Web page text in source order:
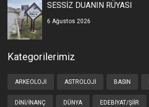
SESSİZ DUANIN RÜYASI
6 Ağustos 2026
Kategorilerimiz
ARKEOLOJI ASTROLOJI BASIN
DINI/İNANÇ DÜNYA EDEBIYAT/ŞIIR